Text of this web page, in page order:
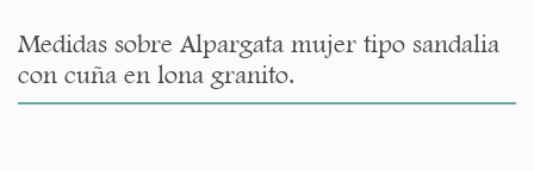
Medidas sobre Alpargata mujer tipo sandalia
con cuña en lona granito.